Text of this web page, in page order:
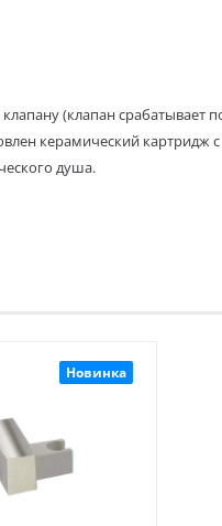
(клапан срабатывает
керамический картридж
душа.
Новинка